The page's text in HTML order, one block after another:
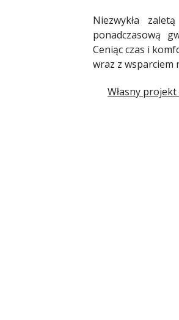
Niezwykła
ponadczasową
Ceniąc czas i
wraz z wsparciem
Własny